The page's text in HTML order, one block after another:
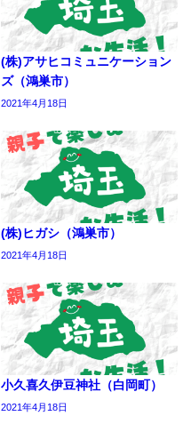
(株)アサヒコミュニケーション
ズ（鴻巣市）
2021年4月18日
(株)ヒガシ（鴻巣市）
2021年4月18日
小久喜久伊豆神社（白岡町）
2021年4月18日